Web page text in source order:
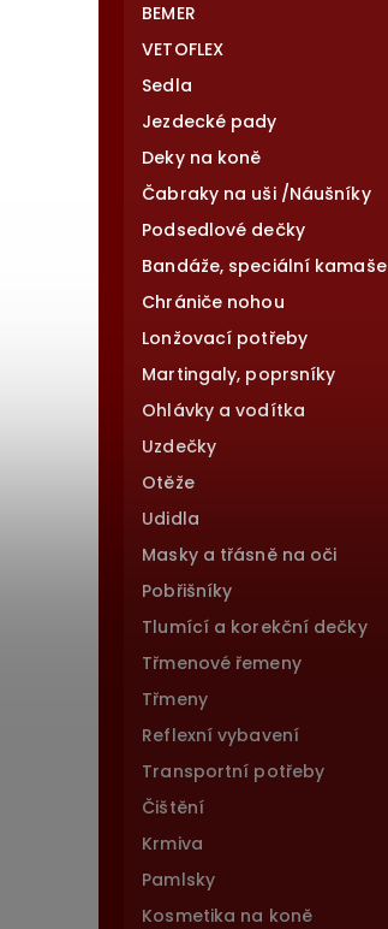
BEMER
VETOFLEX
Sedla
Jezdecké pady
Deky na koně
Čabraky na uši /Náušníky
Podsedlové dečky
Bandáže, speciální kamaše
Chrániče nohou
Lonžovací potřeby
Martingaly, poprsníky
Ohlávky a vodítka
Uzdečky
Otěže
Udidla
Masky a třásně na oči
Pobřišníky
Tlumící a korekční dečky
Třmenové řemeny
Třmeny
Reflexní vybavení
Transportní potřeby
Čištění
Krmiva
Pamlsky
Kosmetika na koně